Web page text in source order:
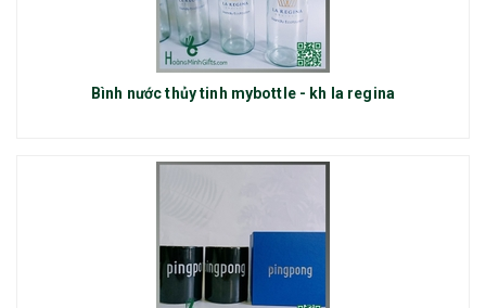
Bình nước thủy tinh mybottle - kh la regina